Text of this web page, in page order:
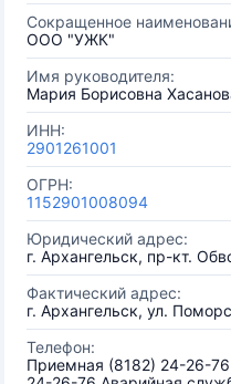
Сокращенное
ООО "УЖК"
Имя руководителя:
Мария Борисовна
ИНН:
2901261001
ОГРН:
1152901008094
Юридический адрес:
г. Архангельск, пр-кт.
Фактический адрес:
г. Архангельск, ул.
Телефон:
Приемная (8182) 24-26-